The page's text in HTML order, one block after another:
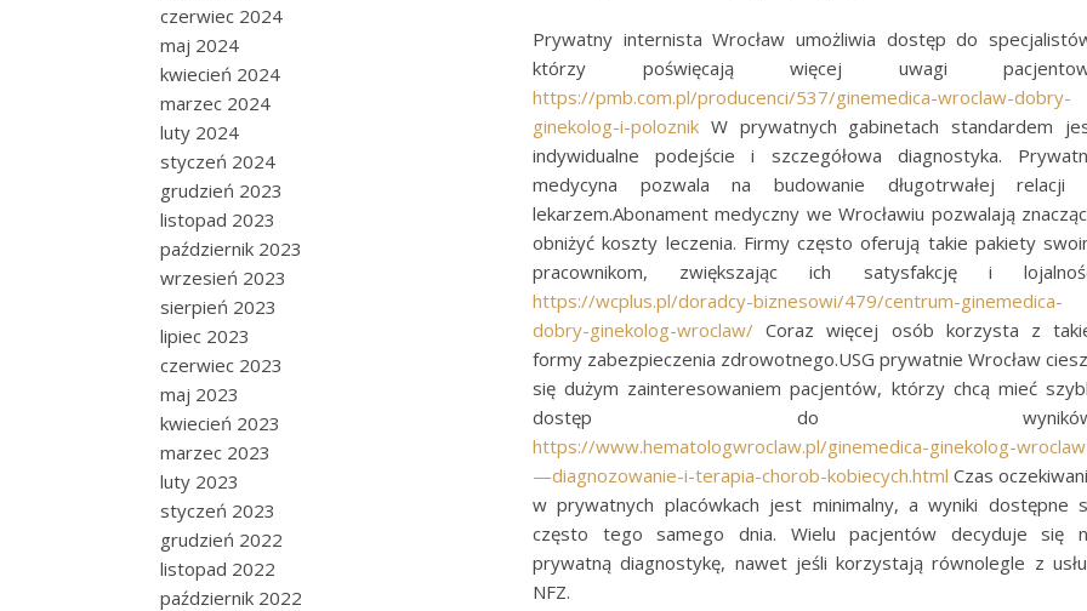
czerwiec 2024
maj 2024
kwiecień 2024
marzec 2024
luty 2024
styczeń 2024
grudzień 2023
listopad 2023
październik 2023
wrzesień 2023
sierpień 2023
lipiec 2023
czerwiec 2023
maj 2023
kwiecień 2023
marzec 2023
luty 2023
styczeń 2023
grudzień 2022
listopad 2022
październik 2022
Prywatny internista Wrocław umożliwia dostęp do
którzy poświęcają więcej uwagi
https://pmb.com.pl/producenci/537/ginemedica-wroclaw-dobry-
ginekolog-i-poloznik W prywatnych gabinetach standardem
indywidualne podejście i szczegółowa diagnostyka.
medycyna pozwala na budowanie długotrwałej relacji
lekarzem.Abonament medyczny we Wrocławiu pozwalają
obniżyć koszty leczenia. Firmy często oferują takie pakiety
pracownikom, zwiększając ich satysfakcję i
https://wcplus.pl/doradcy-biznesowi/479/centrum-ginemedica-
dobry-ginekolog-wroclaw/ Coraz więcej osób korzysta z
formy zabezpieczenia zdrowotnego.USG prywatnie Wrocław
się dużym zainteresowaniem pacjentów, którzy chcą mieć
dostęp do
https://www.hematologwroclaw.pl/ginemedica-ginekolog-wroclaw
—diagnozowanie-i-terapia-chorob-kobiecych.html Czas
w prywatnych placówkach jest minimalny, a wyniki dostępne
często tego samego dnia. Wielu pacjentów decyduje się
prywatną diagnostykę, nawet jeśli korzystają równolegle z
NFZ.